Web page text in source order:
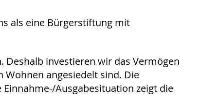
als eine Bürgerstiftung mit
Deshalb investieren wir das Vermögen
angesiedelt sind. Die
Einnahme-/Ausgabesituation zeigt die